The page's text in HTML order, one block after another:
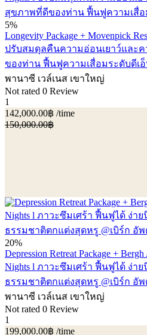
5%
Longevity Package + Movenpick
ปรับสมดุลคืนความอ่อนเยาว์และ
ของท่าน ฟื้นฟูความเสื่อมระดับดีเอ็
พานาซี เวล์เนส เขาใหญ่
Not rated 0 Review
1
142,000.00฿ /time
150,000.00฿
20%
Depression Retreat Package +
Nights l ภาวะซึมเศร้า ฟื้นฟูได้ ง่า
ธรรมชาติตกแต่งสุดหรู @เบิร์ก อั
พานาซี เวล์เนส เขาใหญ่
Not rated 0 Review
1
199,000.00฿ /time